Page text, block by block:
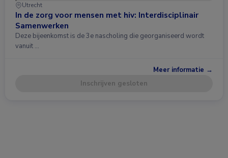
Utrecht
In de zorg voor mensen met hiv: Interdisciplinair
Samenwerken
Deze bijeenkomst is de 3e nascholing die georganiseerd wordt
vanuit …
Meer informatie →
Inschrijven gesloten